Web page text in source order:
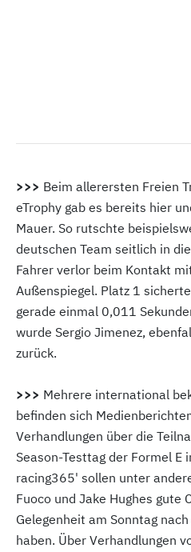
>>> Beim allerersten Freien
eTrophy gab es bereits hier
Mauer. So rutschte
deutschen Team seitlich in
Fahrer verlor beim Kontakt
Außenspiegel. Platz 1
gerade einmal 0,011
wurde Sergio Jimenez,
zurück.
>>> Mehrere international
befinden sich
Verhandlungen über die
Season-Testtag der Formel E
racing365' sollen unter
Fuoco und Jake Hughes gute
Gelegenheit am Sonntag
haben. Über Verhandlungen